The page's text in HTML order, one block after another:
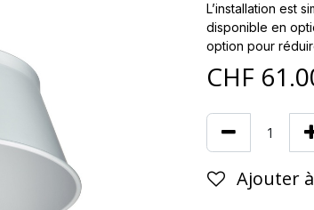
L’installation est
disponible en
option pour
CHF
Ajouter